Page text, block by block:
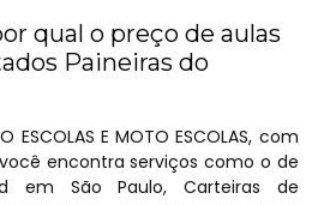
qual o preço de aulas
Paineiras do
E MOTO ESCOLAS, com
encontra serviços como o de
em São Paulo, Carteiras de